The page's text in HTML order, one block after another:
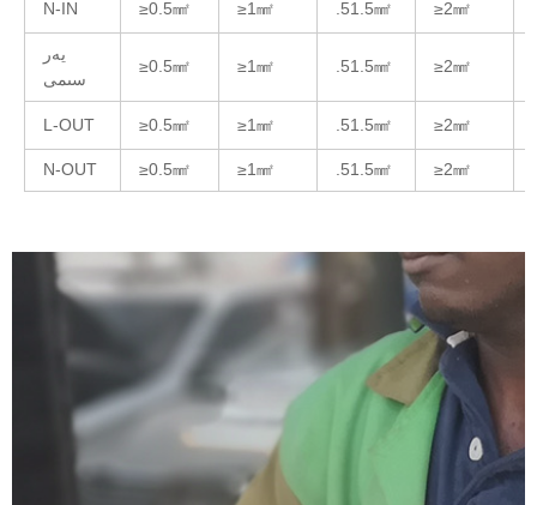
N-IN ≥0.5㎟ ≥1㎟ .51.5㎟ ≥2㎟
يەر
سىمى
≥0.5㎟ ≥1㎟ .51.5㎟ ≥2㎟
L-OUT ≥0.5㎟ ≥1㎟ .51.5㎟ ≥2㎟
N-OUT ≥0.5㎟ ≥1㎟ .51.5㎟ ≥2㎟